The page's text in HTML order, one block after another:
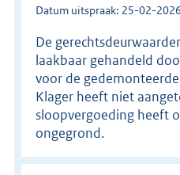
Datum uitspraak: 25-02-2026
De
laakbaar gehandeld
voor de
Klager heeft niet
sloopvergoeding heeft
ongegrond.